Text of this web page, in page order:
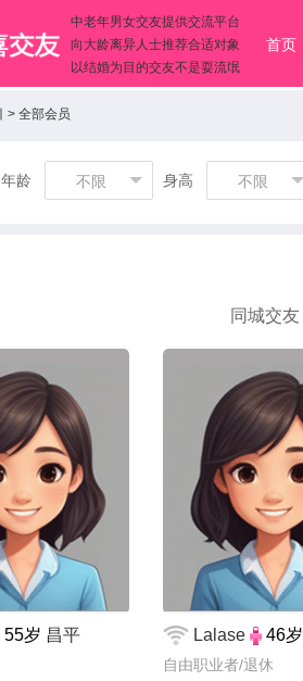
中老年男女交友提供交流平台
向大龄离异人士推荐合适对象
以结婚为目的交友不是耍流氓
首页
> 全部会员
年龄 不限 身高 不限
同城交友
55岁 昌平 Lalase 46岁
自由职业者/退休